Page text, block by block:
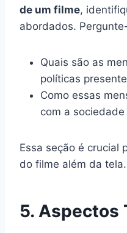
de um filme,
abordados.
Quais são as
políticas
Como essas
com a sociedade
Essa seção é crucial
do filme além da tela.
5. Aspectos